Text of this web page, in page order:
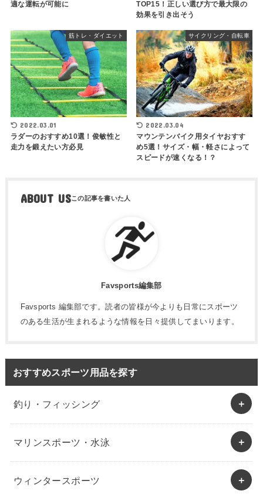
適な運転が可能に
TOP15！正しい選び方で最大限の
効果を引き出そう
筋トレ・ダイエット
2022.03.01
ラダーのおすすめ10選！俊敏性と
走力を鍛えたい方必見
サイクリング・自転車
2022.03.04
マウンテンバイク用タイヤおすす
め5選！サイズ・幅・軽さによって
スピードが速くなる！？
ABOUT US
Favsports編集部
Favsports 編集部です。読者の皆様が今よりも日常にスポーツ
のある生活が生まれるような情報を日々提供してまいります。
おすすめスポーツ用品を探す
釣り・フィッシング
マリンスポーツ・水泳
ウィンタースポーツ